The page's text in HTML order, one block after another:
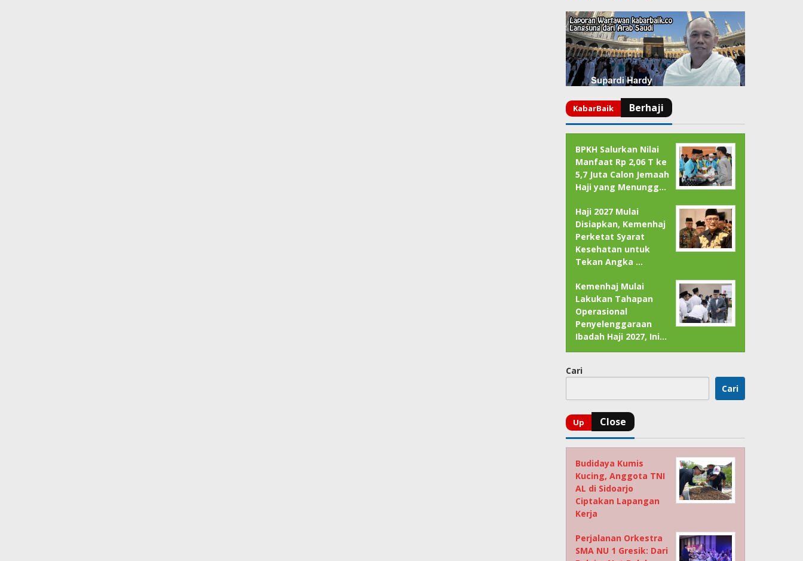
BPKH Salurkan Nilai
Manfaat Rp 2,06 T ke
5,7 Juta Calon Jemaah
Haji yang Menungg…
Haji 2027 Mulai
Disiapkan, Kemenhaj
Perketat Syarat
Kesehatan untuk
Tekan Angka …
Kemenhaj Mulai
Lakukan Tahapan
Operasional
Penyelenggaraan
Ibadah Haji 2027, Ini…
Cari
Cari
Budidaya Kumis
Kucing, Anggota TNI
AL di Sidoarjo
Ciptakan Lapangan
Kerja
Perjalanan Orkestra
SMA NU 1 Gresik: Dari